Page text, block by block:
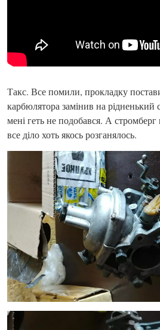
Такс. Все помили, прокладку
карбюлятора замінив на рідненький
мені геть не подобався. А
все діло хоть якось розганялось.